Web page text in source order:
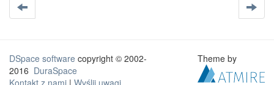
DSpace software copyright © 2002-
2016 DuraSpace
Kontakt z nami | Wyślij uwagi
Theme by